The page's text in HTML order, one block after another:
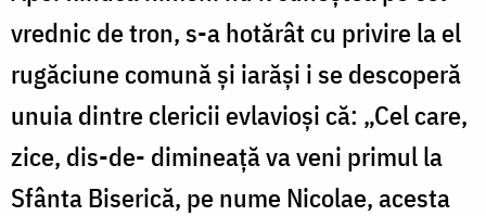
vrednic de tron, s-a hotărât cu privire la el
rugăciune comună și iarăși i se descoperă
unuia dintre clericii evlavioși că: „Cel care,
zice, dis-de- dimineață va veni primul la
Sfânta Biserică, pe nume Nicolae, acesta